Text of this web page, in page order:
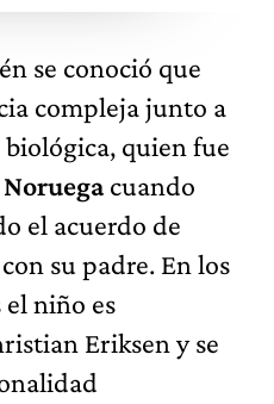
se conoció que
compleja junto a
quien fue
Noruegacuando
el acuerdo de
su padre. En los
niño es
Eriksen y se